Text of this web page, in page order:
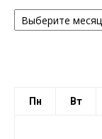
АРХИВ
ПО
Пн Вт